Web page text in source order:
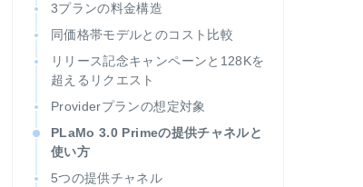
3プランの料金構造
同価格帯モデルとのコスト比較
リリース記念キャンペーンと128Kを
超えるリクエスト
Providerプランの想定対象
PLaMo 3.0 Primeの提供チャネルと
使い方
5つの提供チャネル